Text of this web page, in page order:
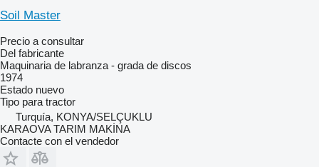
Soil Master
Precio a consultar
Del fabricante
Maquinaria de labranza - grada de discos
1974
Estado nuevo
Tipo para tractor
Turquía, KONYA/SELÇUKLU
KARAOVA TARIM MAKİNA
Contacte con el vendedor